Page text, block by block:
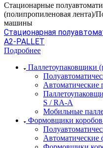
Стационарные
(полипропиленовая лента)/
машины
Стационарная
А2-PALLET
Подробнее
Паллетоупаковщики
Автоматические
S / RA-A
Мобильные
Формовщики коробов